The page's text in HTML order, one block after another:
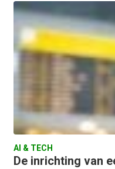
AI & TECH
De inrichting van